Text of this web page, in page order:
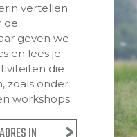
vertellen
de
geven we
en lees je
die
zoals onder
workshops.